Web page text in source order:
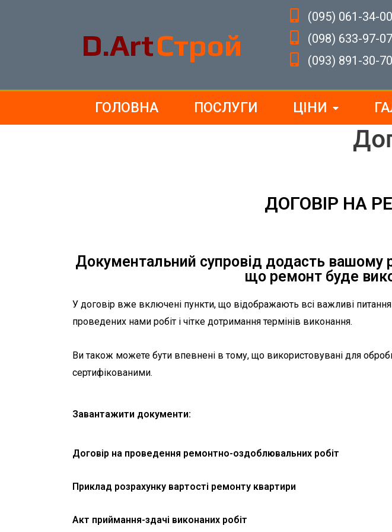
D.ArtСтрой
(095) 061-34-00
(098) 633-97-07
(093) 891-30-70
ГОЛОВНА ПОСЛУГИ ЦІНИ
ДОГОВІР НА
Документальний супровід додасть вашому
що ремонт буде
У договір вже включені пункти, що відображають всі важливі
проведених нами робіт і чітке дотримання термінів виконання.
Ви також можете бути впевнені в тому, що використовувані для
сертифікованими.
Завантажити документи:
Договір на проведення ремонтно-оздоблювальних робіт
Приклад розрахунку вартості ремонту квартири
Акт приймання-здачі виконаних робіт